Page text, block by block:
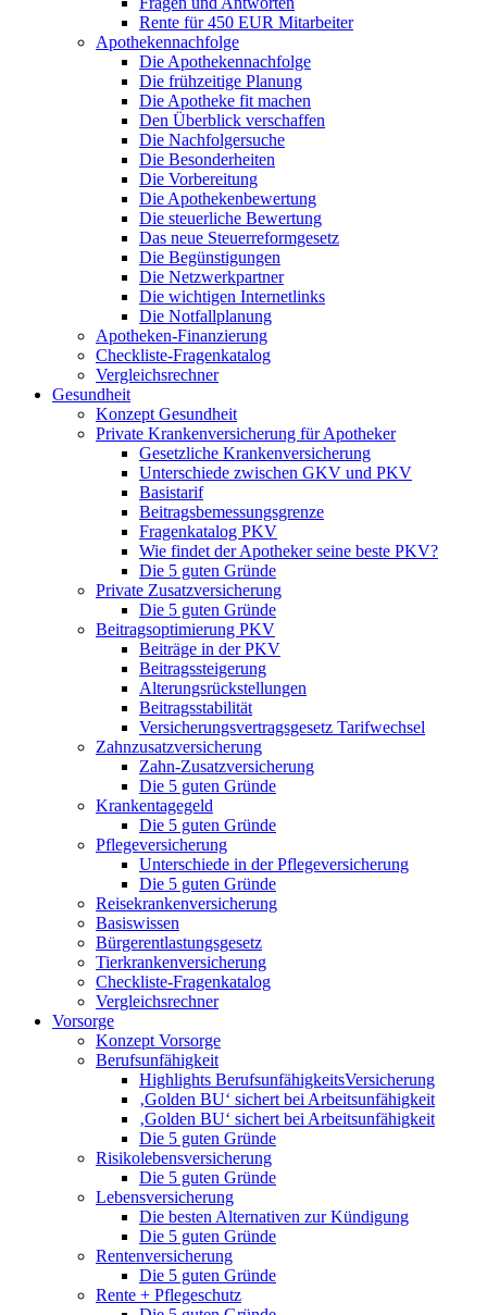
Rente für 450 EUR Mitarbeiter
Apothekennachfolge
Die Apothekennachfolge
Die frühzeitige Planung
Die Apotheke fit machen
Den Überblick verschaffen
Die Nachfolgersuche
Die Besonderheiten
Die Vorbereitung
Die Apothekenbewertung
Die steuerliche Bewertung
Das neue Steuerreformgesetz
Die Begünstigungen
Die Netzwerkpartner
Die wichtigen Internetlinks
Die Notfallplanung
Apotheken-Finanzierung
Checkliste-Fragenkatalog
Vergleichsrechner
Gesundheit
Konzept Gesundheit
Private Krankenversicherung für Apotheker
Gesetzliche Krankenversicherung
Unterschiede zwischen GKV und PKV
Basistarif
Beitragsbemessungsgrenze
Fragenkatalog PKV
Wie findet der Apotheker seine beste PKV?
Die 5 guten Gründe
Private Zusatzversicherung
Die 5 guten Gründe
Beitragsoptimierung PKV
Beiträge in der PKV
Beitragssteigerung
Alterungsrückstellungen
Beitragsstabilität
Versicherungsvertragsgesetz Tarifwechsel
Zahnzusatzversicherung
Zahn-Zusatzversicherung
Die 5 guten Gründe
Krankentagegeld
Die 5 guten Gründe
Pflegeversicherung
Unterschiede in der Pflegeversicherung
Die 5 guten Gründe
Reisekrankenversicherung
Basiswissen
Bürgerentlastungsgesetz
Tierkrankenversicherung
Checkliste-Fragenkatalog
Vergleichsrechner
Vorsorge
Konzept Vorsorge
Berufsunfähigkeit
Highlights BerufsunfähigkeitsVersicherung
‚Golden BU‘ sichert bei Arbeitsunfähigkeit
‚Golden BU‘ sichert bei Arbeitsunfähigkeit
Die 5 guten Gründe
Risikolebensversicherung
Die 5 guten Gründe
Lebensversicherung
Die besten Alternativen zur Kündigung
Die 5 guten Gründe
Rentenversicherung
Die 5 guten Gründe
Rente + Pflegeschutz